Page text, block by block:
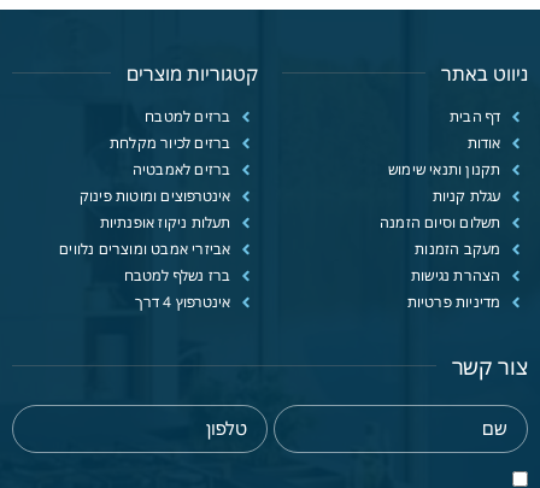
ניווט באתר
דף הבית
אודות
תקנון ותנאי שימוש
עגלת קניות
תשלום וסיום הזמנה
מעקב הזמנות
הצהרת נגישות
מדיניות פרטיות
קטגוריות מוצרים
ברזים למטבח
ברזים לכיור מקלחת
ברזים לאמבטיה
אינטרפוצים ומוטות פינוק
תעלות ניקוז אופנתיות
אביזרי אמבט ומוצרים נלווים
ברז נשלף למטבח
אינטרפוץ 4 דרך
צור קשר